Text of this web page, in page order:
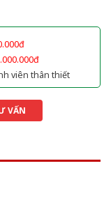
viên thân thiết
VẤN